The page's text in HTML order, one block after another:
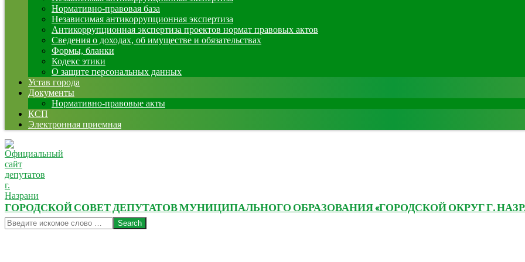
Нормативно-правовая база
Независимая антикоррупционная экспертиза
Антикоррупционная экспертиза проектов нормат правовых актов
Сведения о доходах, об имуществе и обязательствах
Формы, бланки
Кодекс этики
О защите персональных данных
Устав города
Документы
Нормативно-правовые акты
КСП
Электронная приемная
ГОРОДСКОЙ СОВЕТ ДЕПУТАТОВ МУНИЦИПАЛЬНОГО ОБРАЗОВАНИЯ «ГОРОДСКОЙ ОКРУГ Г.
Search